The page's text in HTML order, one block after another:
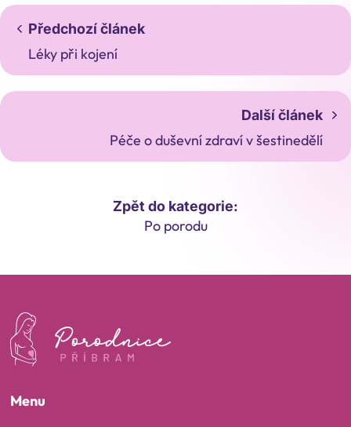
Předchozí článek
Léky při kojení
Další článek
Péče o duševní zdraví v šestinedělí
Zpět do kategorie:
Po porodu
Menu